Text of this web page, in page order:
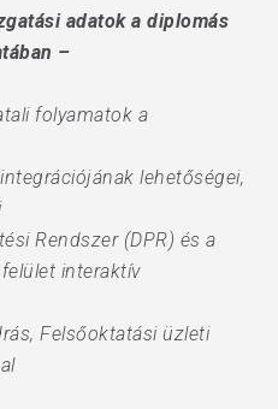
adatok a diplomás
–
folyamatok a
lehetőségei,
Rendszer (DPR) és a
interaktív
Felsőoktatási üzleti